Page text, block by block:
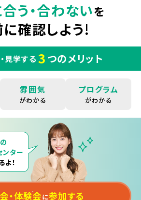
う・合わないを
確認しよう!
見学する 3 つのメリット
雰囲気
がわかる
プログラム
がわかる
・体験会に参加する
ンター
よ！